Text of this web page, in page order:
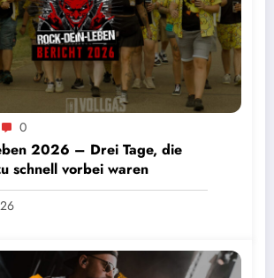
0
2026 – Drei Tage, die
schnell vorbei waren